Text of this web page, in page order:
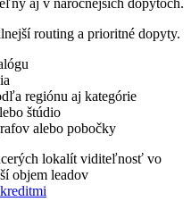
routing a prioritné dopyty.
regiónu aj kategórie
štúdio
alebo pobočky
lokalít viditeľnosť vo
objem leadov